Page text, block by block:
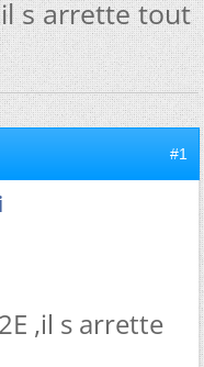
s arrette tout
#1
,il s arrette